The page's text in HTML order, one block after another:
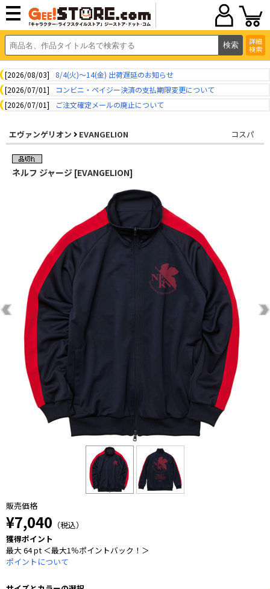
詳細
検索
[2026/08/03]
8/4(火)～14(金) 出荷遅延のお知らせ
[2026/07/01]
コンビニ・ペイジー決済の支払期限変更について
[2026/07/01]
ご注文確定メールの廃止について
エヴァンゲリオン EVANGELION コスパ
ネルフ ジャージ [EVANGELION]
販売価格
¥7,040 （税込）
獲得ポイント
最大 64 pt ＜最大1％ポイントバック！＞
ポイントについて